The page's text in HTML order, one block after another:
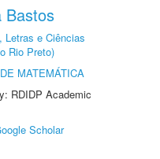
Bastos
Letras e Ciências
Rio Preto)
MATEMÁTICA
RDIDP Academic
Scholar